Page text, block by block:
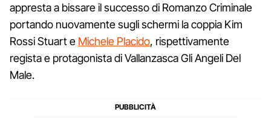
appresta a bissare il successo di Romanzo Criminale
portando nuovamente sugli schermi la coppia Kim
Rossi Stuart e Michele Placido, rispettivamente
regista e protagonista di Vallanzasca Gli Angeli Del
Male.